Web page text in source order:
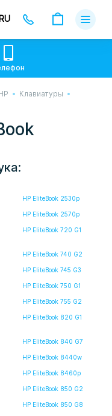
Надсилаємо
графіку
буде затримка
RU
Доставка
Клавиатуры
HP EliteBook 2530p
HP EliteBook 2570p
HP EliteBook 720 G1
HP EliteBook 740 G2
HP EliteBook 745 G3
HP EliteBook 750 G1
HP EliteBook 755 G2
HP EliteBook 820 G1
HP EliteBook 840 G7
HP EliteBook 8440w
HP EliteBook 8460p
HP EliteBook 850 G2
HP EliteBook 850 G8